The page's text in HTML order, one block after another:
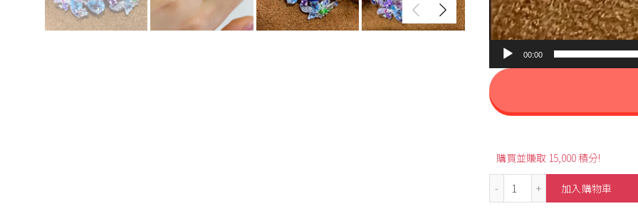
00:00
購買並賺取 15,000 積分!
5.60ct Garden Pear
加入購物車